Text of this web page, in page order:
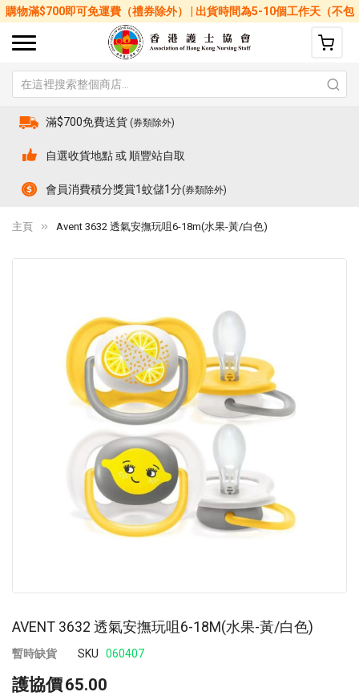
購物滿$700即可免運費（禮券除外） | 出貨時間為5-10個工作天（不包
括星期六、日及公眾假期）
滿$700免費送貨 (券類除外)
自選收貨地點 或 順豐站自取
會員消費積分獎賞1蚊儲1分(券類除外)
主頁 Avent 3632 透氣安撫玩咀6-18m(水果-黃/白色)
AVENT 3632 透氣安撫玩咀6-18M(水果-黃/白色)
暫時缺貨 SKU 060407
護協價65.00